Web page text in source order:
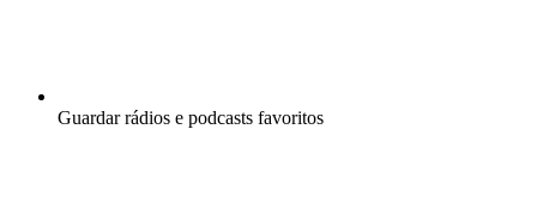
Guardar rádios e podcasts favoritos